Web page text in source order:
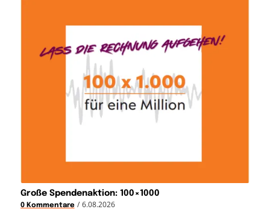
Große Spendenaktion: 100×1000
0 Kommentare / 6.08.2026